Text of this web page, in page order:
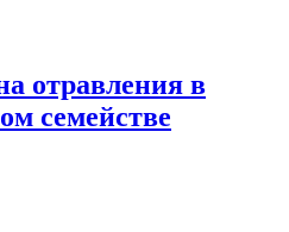
отравления в
семействе